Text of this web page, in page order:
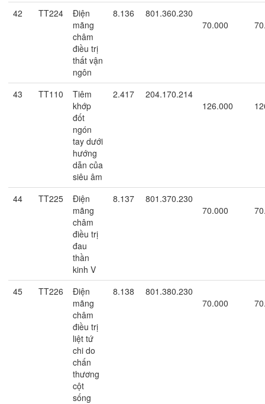
42 TT224
Điện
mãng
châm
điều trị
thất vận
ngôn
8.136
801.360.230
70.000
43 TT110
Tiêm
khớp
đốt
ngón
tay dưới
hướng
dẫn của
siêu âm
2.417
204.170.214
126.000
44 TT225
Điện
mãng
châm
điều trị
đau
thần
kinh V
8.137
801.370.230
70.000
45 TT226
Điện
mãng
châm
điều trị
liệt tứ
chi do
chấn
thương
cột
sống
8.138
801.380.230
70.000